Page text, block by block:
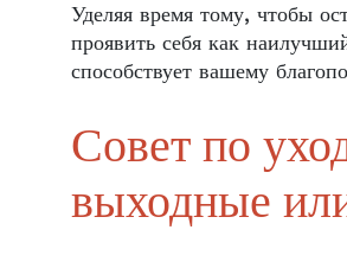
Уделяя время тому, чтобы
проявить себя как
способствует вашему
Совет по
выходные